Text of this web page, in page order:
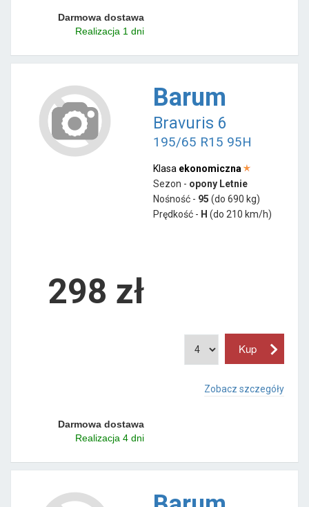
Darmowa dostawa
Realizacja 1 dni
Barum
Bravuris 6
195/65 R15 95H
Klasa ekonomiczna
Sezon - opony Letnie
Nośność - 95 (do 690 kg)
Prędkość - H (do 210 km/h)
298 zł
Zobacz szczegóły
Darmowa dostawa
Realizacja 4 dni